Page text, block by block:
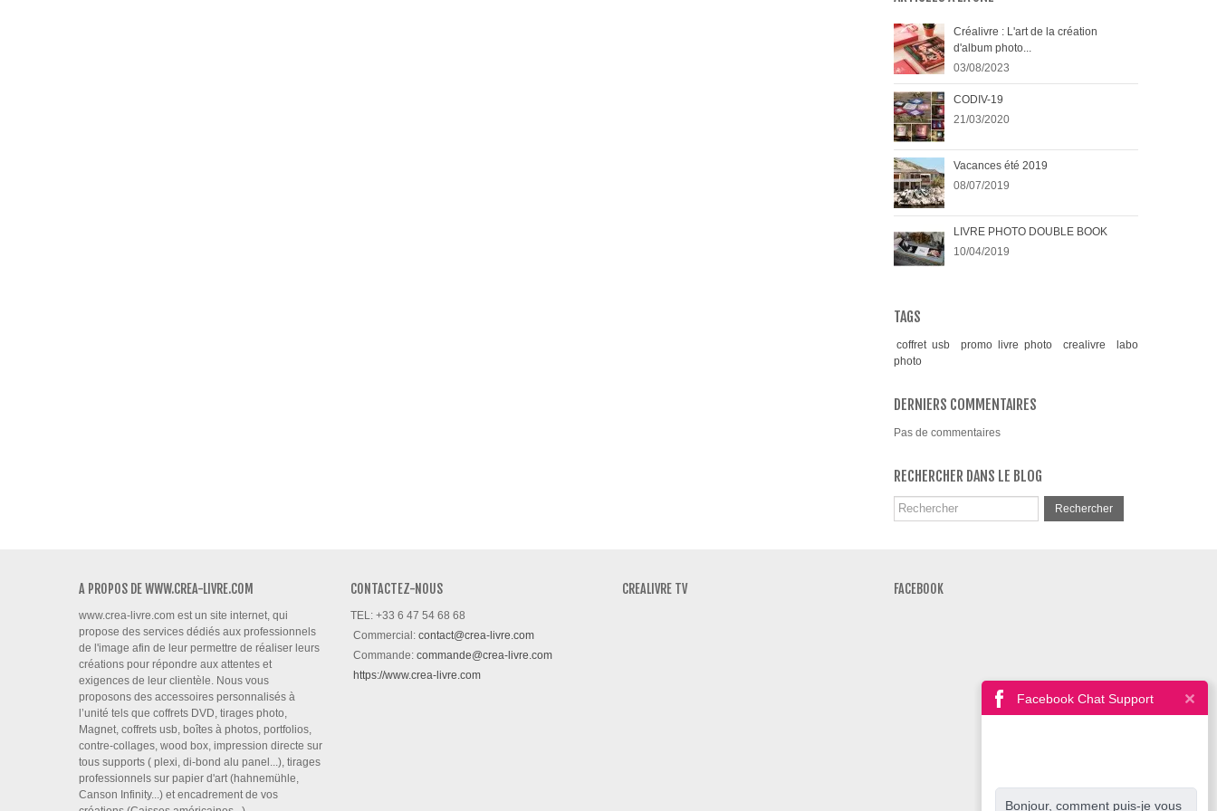
Créalivre : L'art de la création
d'album photo...
03/08/2023
CODIV-19
21/03/2020
Vacances été 2019
08/07/2019
LIVRE PHOTO DOUBLE BOOK
10/04/2019
TAGS
coffret usb promo livre photo crealivre
labo
photo
DERNIERS COMMENTAIRES
Pas de commentaires
RECHERCHER DANS LE BLOG
Rechercher
A PROPOS DE WWW.CREA-LIVRE.COM
www.crea-livre.com est un site internet, qui
propose des services dédiés aux professionnels
de l'image afin de leur permettre de réaliser leurs
créations pour répondre aux attentes et
exigences de leur clientèle. Nous vous
proposons des accessoires personnalisés à
l’unité tels que coffrets DVD, tirages photo,
Magnet, coffrets usb, boîtes à photos, portfolios,
contre-collages, wood box, impression directe sur
tous supports ( plexi, di-bond alu panel...), tirages
professionnels sur papier d'art (hahnemühle,
Canson Infinity...) et encadrement de vos
CONTACTEZ-NOUS
TEL: +33 6 47 54 68 68
Commercial: contact@crea-livre.com
Commande: commande@crea-livre.com
https://www.crea-livre.com
CREALIVRE TV FACEBOOK
Facebook Chat Support
Bonjour, comment puis-je vous